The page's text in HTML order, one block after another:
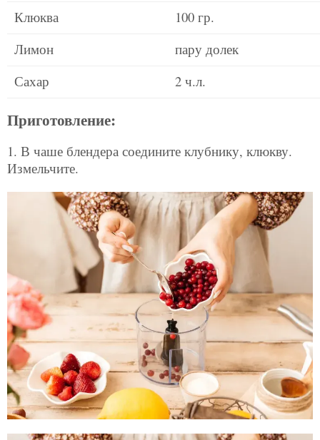
Клюква
100 гр.
Лимон
пару долек
Сахар
2 ч.л.
Приготовление:
1. В чаше блендера соедините клубнику, клюкву.
Измельчите.